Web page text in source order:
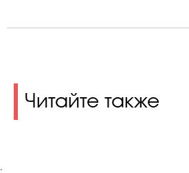
Читайте также
.